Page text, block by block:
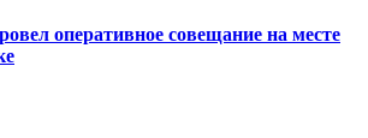
оперативное совещание на месте